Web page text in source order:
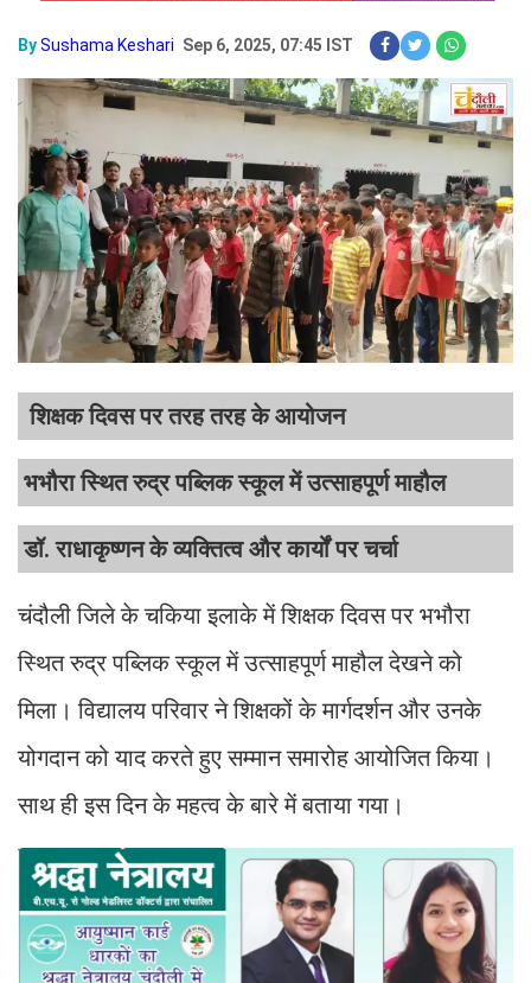
BySushama Keshari Sep 6, 2025, 07:45 IST
शिक्षक दिवस पर तरह तरह के आयोजन
भभौरा स्थित रुद्र पब्लिक स्कूल में उत्साहपूर्ण माहौल
डॉ. राधाकृष्णन के व्यक्तित्व और कार्यों पर चर्चा
चंदौली जिले के चकिया इलाके में शिक्षक दिवस पर भभौरा
स्थित रुद्र पब्लिक स्कूल में उत्साहपूर्ण माहौल देखने को
मिला। विद्यालय परिवार ने शिक्षकों के मार्गदर्शन और उनके
योगदान को याद करते हुए सम्मान समारोह आयोजित किया।
साथ ही इस दिन के महत्व के बारे में बताया गया।